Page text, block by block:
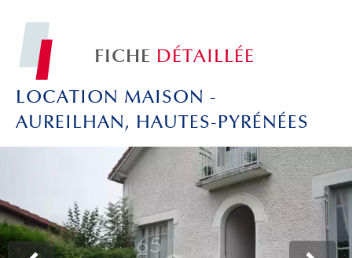
FICHE DÉTAILLÉE
LOCATION MAISON -
AUREILHAN, HAUTES-PYRÉNÉES